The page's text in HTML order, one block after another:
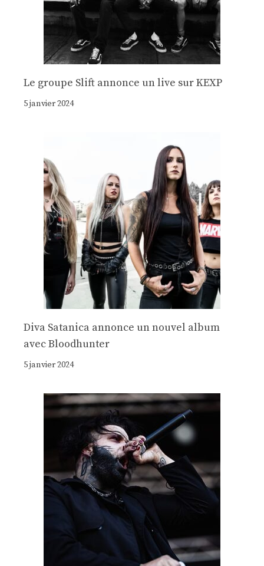
Le groupe Slift annonce un live sur KEXP
5 janvier 2024
Diva Satanica annonce un nouvel album
avec Bloodhunter
5 janvier 2024